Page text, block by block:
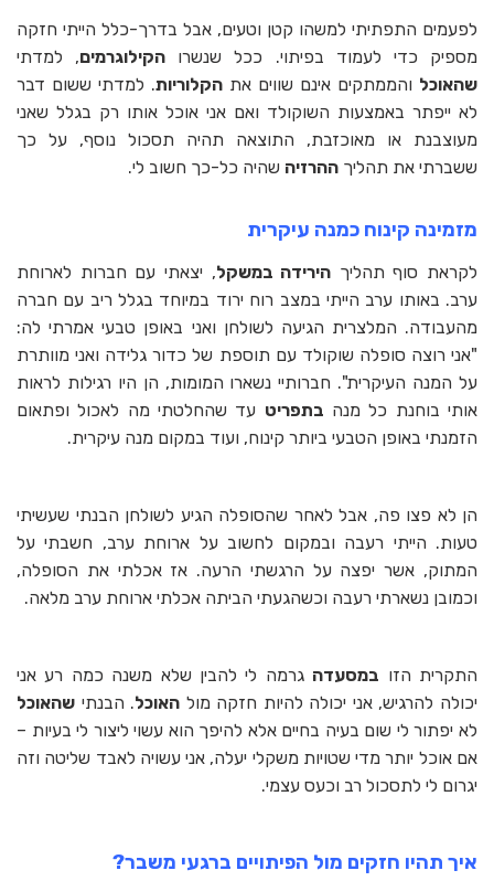
לפעמים התפתיתי למשהו קטן וטעים, אבל בדרך-כלל הייתי חזקה
מספיק כדי לעמוד בפיתוי. ככל שנשרו הקילוגרמים, למדתי
שהאוכל והממתקים אינם שווים את הקלוריות. למדתי ששום דבר
לא ייפתר באמצעות השוקולד ואם אני אוכל אותו רק בגלל שאני
מעוצבנת או מאוכזבת, התוצאה תהיה תסכול נוסף, על כך
ששברתי את תהליך ההרזיה שהיה כל-כך חשוב לי.
מזמינה קינוח כמנה עיקרית
לקראת סוף תהליך הירידה במשקל, יצאתי עם חברות לארוחת
ערב. באותו ערב הייתי במצב רוח ירוד במיוחד בגלל ריב עם חברה
מהעבודה. המלצרית הגיעה לשולחן ואני באופן טבעי אמרתי לה:
"אני רוצה סופלה שוקולד עם תוספת של כדור גלידה ואני מוותרת
על המנה העיקרית". חברותיי נשארו המומות, הן היו רגילות לראות
אותי בוחנת כל מנה בתפריט עד שהחלטתי מה לאכול ופתאום
הזמנתי באופן הטבעי ביותר קינוח, ועוד במקום מנה עיקרית.
הן לא פצו פה, אבל לאחר שהסופלה הגיע לשולחן הבנתי שעשיתי
טעות. הייתי רעבה ובמקום לחשוב על ארוחת ערב, חשבתי על
המתוק, אשר יפצה על הרגשתי הרעה. אז אכלתי את הסופלה,
וכמובן נשארתי רעבה וכשהגעתי הביתה אכלתי ארוחת ערב מלאה.
התקרית הזו במסעדה גרמה לי להבין שלא משנה כמה רע אני
יכולה להרגיש, אני יכולה להיות חזקה מול האוכל. הבנתי שהאוכל
לא יפתור לי שום בעיה בחיים אלא להיפך הוא עשוי ליצור לי בעיות –
אם אוכל יותר מדי שטויות משקלי יעלה, אני עשויה לאבד שליטה וזה
יגרום לי לתסכול רב וכעס עצמי.
איך תהיו חזקים מול הפיתויים ברגעי משבר?